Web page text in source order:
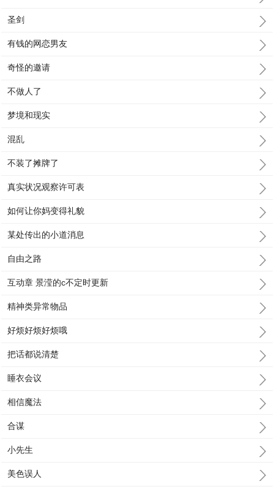
圣剑
有钱的网恋男友
奇怪的邀请
不做人了
梦境和现实
混乱
不装了摊牌了
真实状况观察许可表
如何让你妈变得礼貌
某处传出的小道消息
自由之路
互动章 景滢的c不定时更新
精神类异常物品
好烦好烦好烦哦
把话都说清楚
睡衣会议
相信魔法
合谋
小先生
美色误人